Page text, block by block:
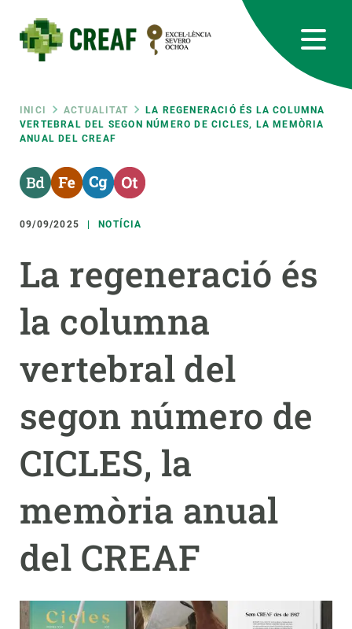
contingut
Fil
d'ariadna
INICI ACTUALITAT
LA REGENERACIÓ ÉS LA COLUMNA
VERTEBRAL DEL SEGON NÚMERO DE CICLES, LA MEMÒRIA
ANUAL DEL CREAF
09/09/2025 NOTÍCIA
La regeneració és
la columna
vertebral del
segon número de
CICLES, la
memòria anual
del CREAF
RRSS
Featured
responsive
Responsive
menu
RECERCA
CIÈNCIA EN ACCIÓ
NOTÍCIES I AGENDA